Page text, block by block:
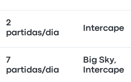
2
partidas/dia
Intercape
7
partidas/dia
Big Sky,
Intercape